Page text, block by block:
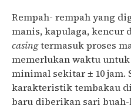
Rempah- rempah yang
manis, kapulaga, kencur
casingtermasuk proses
memerlukan waktu
minimal sekitar ± 10 jam.
karakteristik tembakau
baru diberikan sari buah-